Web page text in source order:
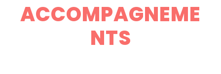
ACCOMPAGNEME
NTS